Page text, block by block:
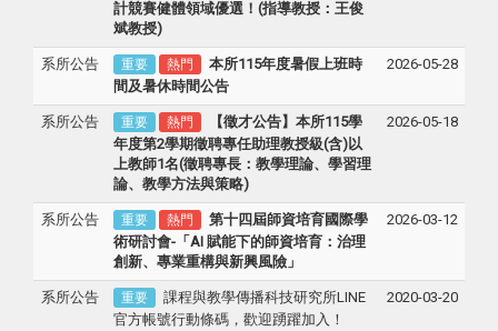
計競賽健體領域優選！(指導教授：王俊
斌教授)
系所公告 重要 熱門
本所115年度暑假上班時
間及暑休時間公告
2026-05-28
系所公告 重要 熱門
【徵才公告】本所115學
年度第2學期徵聘專任助理教授級(含)以
上教師1名(徵聘專長：教學理論、學習理
論、教學方法與策略)
2026-05-18
系所公告 重要 熱門
第十四屆師資培育國際學
術研討會-「AI 賦能下的師資培育：治理
創新、專業重構與新興風險」
2026-03-12
系所公告 重要
課程與教學傳播科技研究所LINE
官方帳號行動條碼，歡迎踴躍加入！
2020-03-20